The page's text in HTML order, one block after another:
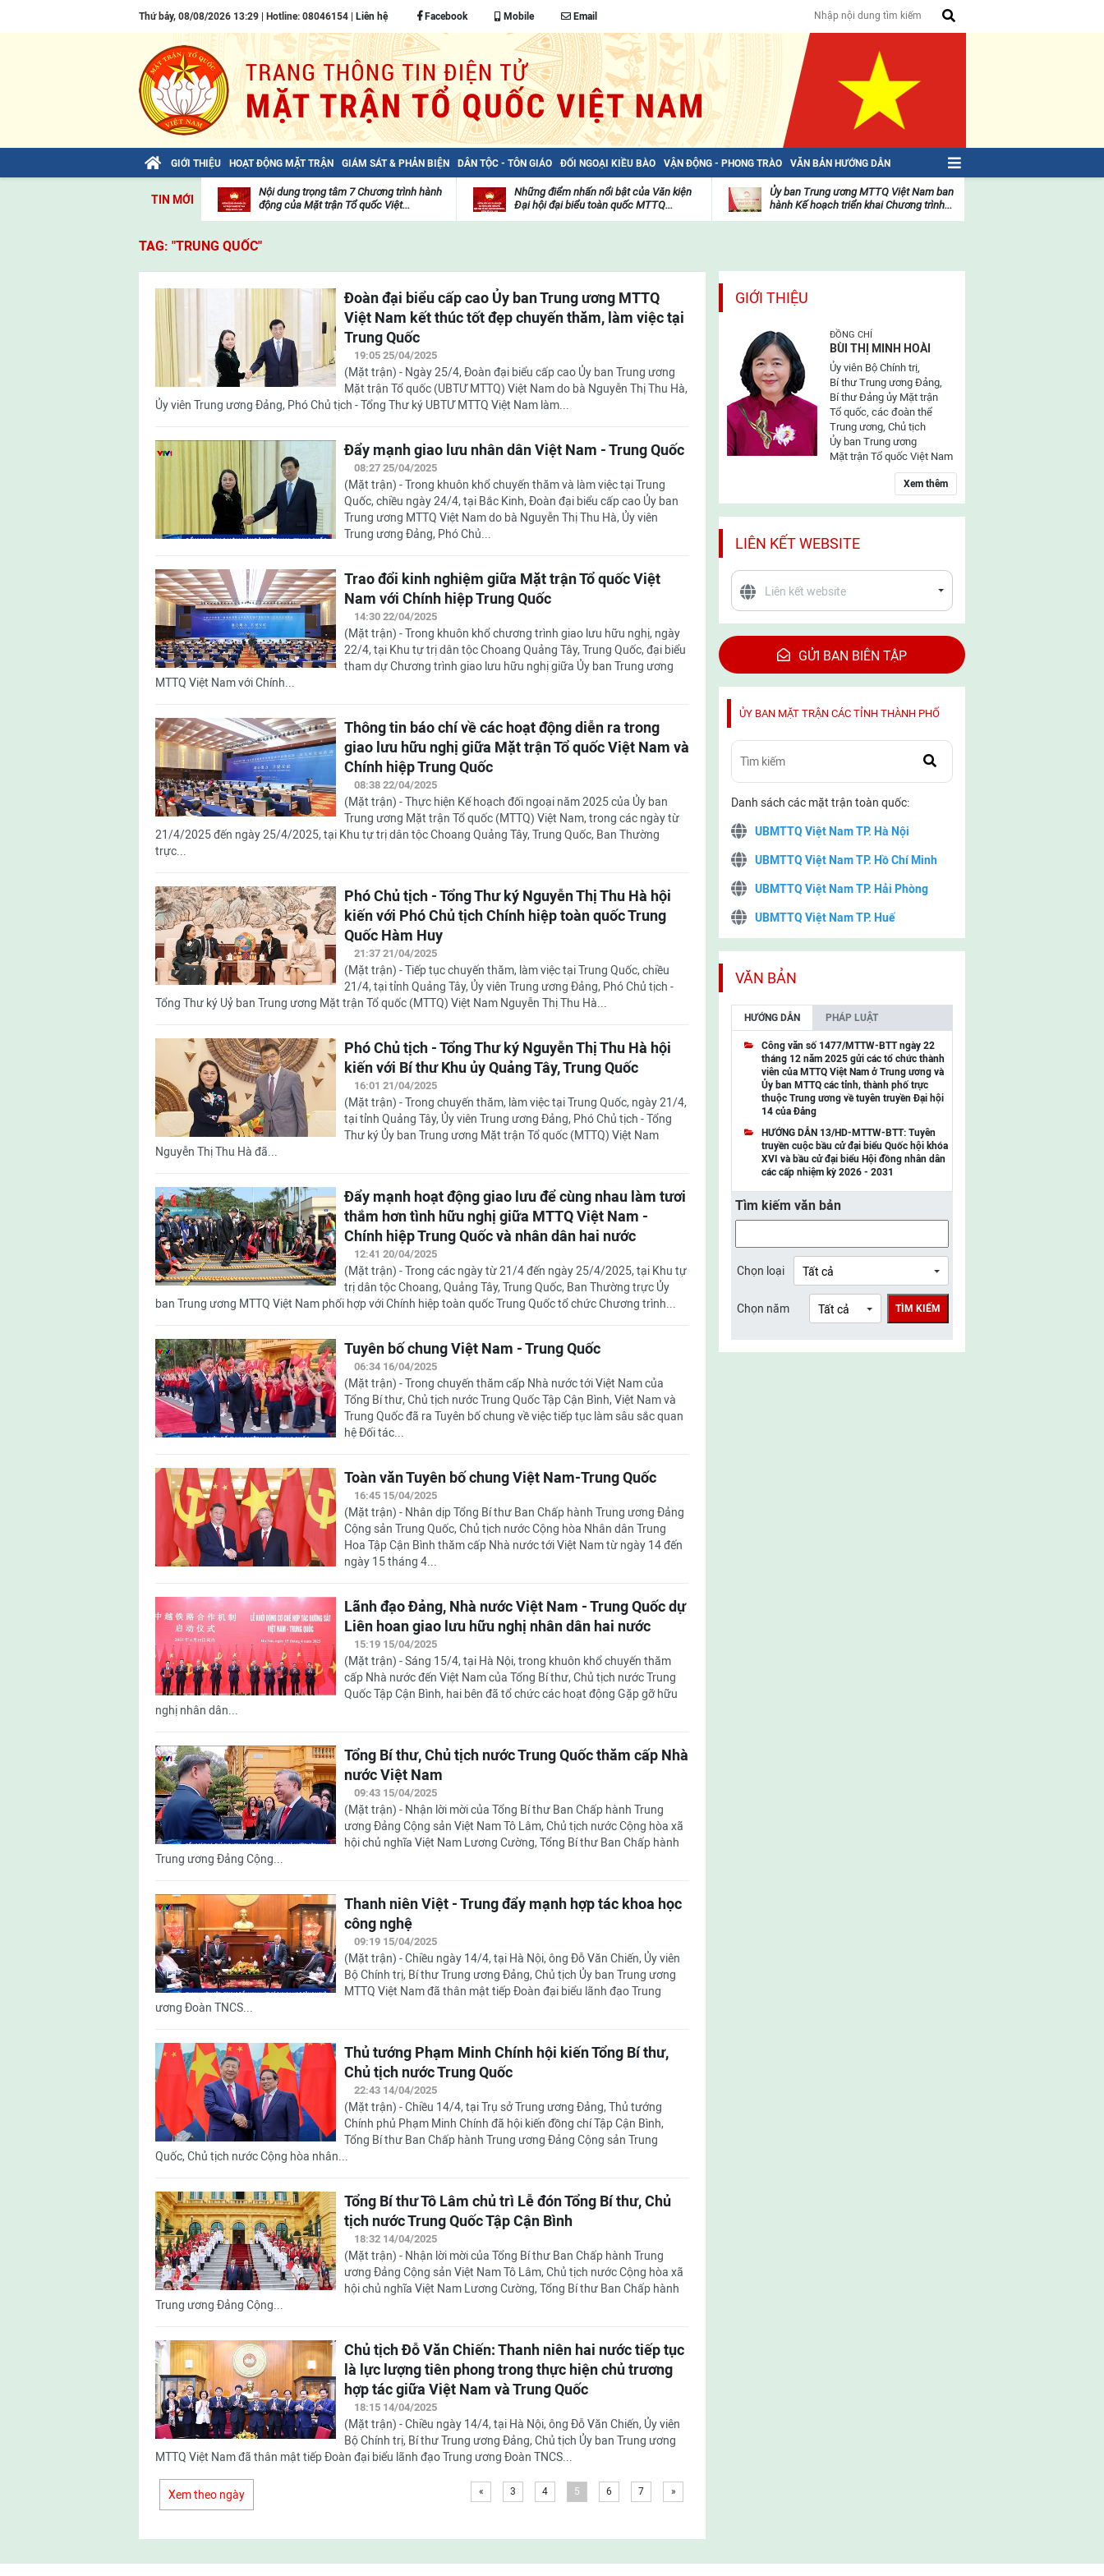
Thứ bảy, 08/08/2026 13:29 | Hotline: 08046154 | Liên hệ Facebook Mobile Email
GIỚI THIỆU HOẠT ĐỘNG MẶT TRẬN GIÁM SÁT & PHẢN BIỆN DÂN TỘC - TÔN GIÁO ĐỐI NGOẠI KIỀU BÀO VẬN ĐỘNG - PHONG TRÀO VĂN BẢN HƯỚNG DẪN
TIN MỚI
Bài viết của Tổng Bí thư Tô Lâm: TIẾN
viện
Nội dung trọng tâm 7 Chương trình hành
động của Mặt trận Tổ quốc Việt...
Những điểm nhấn nổi bật của Văn kiện
Đại hội đại biểu toàn quốc MTTQ...
mặt
trận
Ủy ban Trung ương MTTQ Việt Nam ban
hành Kế hoạch triển khai Chương trình...
TAG: "TRUNG QUỐC"
Đoàn đại biểu cấp cao Ủy ban Trung ương MTTQ
Việt Nam kết thúc tốt đẹp chuyến thăm, làm việc tại
Trung Quốc
19:05 25/04/2025
(Mặt trận) - Ngày 25/4, Đoàn đại biểu cấp cao Ủy ban Trung ương
Mặt trận Tổ quốc (UBTƯ MTTQ) Việt Nam do bà Nguyễn Thị Thu Hà,
Ủy viên Trung ương Đảng, Phó Chủ tịch - Tổng Thư ký UBTƯ MTTQ Việt Nam làm...
Đẩy mạnh giao lưu nhân dân Việt Nam - Trung Quốc
08:27 25/04/2025
(Mặt trận) - Trong khuôn khổ chuyến thăm và làm việc tại Trung
Quốc, chiều ngày 24/4, tại Bắc Kinh, Đoàn đại biểu cấp cao Ủy ban
Trung ương MTTQ Việt Nam do bà Nguyễn Thị Thu Hà, Ủy viên
Trung ương Đảng, Phó Chủ...
Trao đổi kinh nghiệm giữa Mặt trận Tổ quốc Việt
Nam với Chính hiệp Trung Quốc
14:30 22/04/2025
(Mặt trận) - Trong khuôn khổ chương trình giao lưu hữu nghị, ngày
22/4, tại Khu tự trị dân tộc Choang Quảng Tây, Trung Quốc, đại biểu
tham dự Chương trình giao lưu hữu nghị giữa Ủy ban Trung ương
MTTQ Việt Nam với Chính...
Thông tin báo chí về các hoạt động diễn ra trong
giao lưu hữu nghị giữa Mặt trận Tổ quốc Việt Nam và
Chính hiệp Trung Quốc
08:38 22/04/2025
(Mặt trận) - Thực hiện Kế hoạch đối ngoại năm 2025 của Ủy ban
Trung ương Mặt trận Tổ quốc (MTTQ) Việt Nam, trong các ngày từ
21/4/2025 đến ngày 25/4/2025, tại Khu tự trị dân tộc Choang Quảng Tây, Trung Quốc, Ban Thường
trực...
Phó Chủ tịch - Tổng Thư ký Nguyễn Thị Thu Hà hội
kiến với Phó Chủ tịch Chính hiệp toàn quốc Trung
Quốc Hàm Huy
21:37 21/04/2025
(Mặt trận) - Tiếp tục chuyến thăm, làm việc tại Trung Quốc, chiều
21/4, tại tỉnh Quảng Tây, Ủy viên Trung ương Đảng, Phó Chủ tịch -
Tổng Thư ký Uỷ ban Trung ương Mặt trận Tổ quốc (MTTQ) Việt Nam Nguyễn Thị Thu Hà...
Phó Chủ tịch - Tổng Thư ký Nguyễn Thị Thu Hà hội
kiến với Bí thư Khu ủy Quảng Tây, Trung Quốc
16:01 21/04/2025
(Mặt trận) - Trong chuyến thăm, làm việc tại Trung Quốc, ngày 21/4,
tại tỉnh Quảng Tây, Ủy viên Trung ương Đảng, Phó Chủ tịch - Tổng
Thư ký Ủy ban Trung ương Mặt trận Tổ quốc (MTTQ) Việt Nam
Nguyễn Thị Thu Hà đã...
Đẩy mạnh hoạt động giao lưu để cùng nhau làm tươi
thắm hơn tình hữu nghị giữa MTTQ Việt Nam -
Chính hiệp Trung Quốc và nhân dân hai nước
12:41 20/04/2025
(Mặt trận) - Trong các ngày từ 21/4 đến ngày 25/4/2025, tại Khu tự
trị dân tộc Choang, Quảng Tây, Trung Quốc, Ban Thường trực Ủy
ban Trung ương MTTQ Việt Nam phối hợp với Chính hiệp toàn quốc Trung Quốc tổ chức Chương trình...
Tuyên bố chung Việt Nam - Trung Quốc
06:34 16/04/2025
(Mặt trận) - Trong chuyến thăm cấp Nhà nước tới Việt Nam của
Tổng Bí thư, Chủ tịch nước Trung Quốc Tập Cận Bình, Việt Nam và
Trung Quốc đã ra Tuyên bố chung về việc tiếp tục làm sâu sắc quan
hệ Đối tác...
Toàn văn Tuyên bố chung Việt Nam-Trung Quốc
16:45 15/04/2025
(Mặt trận) - Nhân dịp Tổng Bí thư Ban Chấp hành Trung ương Đảng
Cộng sản Trung Quốc, Chủ tịch nước Cộng hòa Nhân dân Trung
Hoa Tập Cận Bình thăm cấp Nhà nước tới Việt Nam từ ngày 14 đến
ngày 15 tháng 4...
Lãnh đạo Đảng, Nhà nước Việt Nam - Trung Quốc dự
Liên hoan giao lưu hữu nghị nhân dân hai nước
15:19 15/04/2025
(Mặt trận) - Sáng 15/4, tại Hà Nội, trong khuôn khổ chuyến thăm
cấp Nhà nước đến Việt Nam của Tổng Bí thư, Chủ tịch nước Trung
Quốc Tập Cận Bình, hai bên đã tổ chức các hoạt động Gặp gỡ hữu
nghị nhân dân...
Tổng Bí thư, Chủ tịch nước Trung Quốc thăm cấp Nhà
nước Việt Nam
09:43 15/04/2025
(Mặt trận) - Nhận lời mời của Tổng Bí thư Ban Chấp hành Trung
ương Đảng Cộng sản Việt Nam Tô Lâm, Chủ tịch nước Cộng hòa xã
hội chủ nghĩa Việt Nam Lương Cường, Tổng Bí thư Ban Chấp hành
Trung ương Đảng Cộng...
Thanh niên Việt - Trung đẩy mạnh hợp tác khoa học
công nghệ
09:19 15/04/2025
(Mặt trận) - Chiều ngày 14/4, tại Hà Nội, ông Đỗ Văn Chiến, Ủy viên
Bộ Chính trị, Bí thư Trung ương Đảng, Chủ tịch Ủy ban Trung ương
MTTQ Việt Nam đã thân mật tiếp Đoàn đại biểu lãnh đạo Trung
ương Đoàn TNCS...
Thủ tướng Phạm Minh Chính hội kiến Tổng Bí thư,
Chủ tịch nước Trung Quốc
22:43 14/04/2025
(Mặt trận) - Chiều 14/4, tại Trụ sở Trung ương Đảng, Thủ tướng
Chính phủ Phạm Minh Chính đã hội kiến đồng chí Tập Cận Bình,
Tổng Bí thư Ban Chấp hành Trung ương Đảng Cộng sản Trung
Quốc, Chủ tịch nước Cộng hòa nhân...
Tổng Bí thư Tô Lâm chủ trì Lễ đón Tổng Bí thư, Chủ
tịch nước Trung Quốc Tập Cận Bình
18:32 14/04/2025
(Mặt trận) - Nhận lời mời của Tổng Bí thư Ban Chấp hành Trung
ương Đảng Cộng sản Việt Nam Tô Lâm, Chủ tịch nước Cộng hòa xã
hội chủ nghĩa Việt Nam Lương Cường, Tổng Bí thư Ban Chấp hành
Trung ương Đảng Cộng...
Chủ tịch Đỗ Văn Chiến: Thanh niên hai nước tiếp tục
là lực lượng tiên phong trong thực hiện chủ trương
hợp tác giữa Việt Nam và Trung Quốc
18:15 14/04/2025
(Mặt trận) - Chiều ngày 14/4, tại Hà Nội, ông Đỗ Văn Chiến, Ủy viên
Bộ Chính trị, Bí thư Trung ương Đảng, Chủ tịch Ủy ban Trung ương
MTTQ Việt Nam đã thân mật tiếp Đoàn đại biểu lãnh đạo Trung ương Đoàn TNCS...
Xem theo ngày « 3 4 5 6 7 »
GIỚI THIỆU
ĐỒNG CHÍ
BÙI THỊ MINH HOÀI
Ủy viên Bộ Chính trị,
Bí thư Trung ương Đảng,
Bí thư Đảng ủy Mặt trận
Tổ quốc, các đoàn thể
Trung ương, Chủ tịch
Ủy ban Trung ương
Mặt trận Tổ quốc Việt Nam
Xem thêm
LIÊN KẾT WEBSITE
GỬI BAN BIÊN TẬP
ỦY BAN MẶT TRẬN CÁC TỈNH THÀNH PHỐ
Danh sách các mặt trận toàn quốc:
UBMTTQ Việt Nam TP. Hà Nội
UBMTTQ Việt Nam TP. Hồ Chí Minh
UBMTTQ Việt Nam TP. Hải Phòng
UBMTTQ Việt Nam TP. Huế
UBMTTQ Việt Nam TP. Cần Thơ
UBMTTQ Việt Nam tỉnh Quảng Ninh
UBMTTQ Việt Nam tỉnh Cao Bằng
UBMTTQ Việt Nam tỉnh Lạng Sơn
UBMTTQ Việt Nam tỉnh Lai Châu
UBMTTQ Việt Nam tỉnh Điện Biên
UBMTTQ Việt Nam tỉnh Sơn La
UBMTTQ Việt Nam tỉnh Thanh Hóa
UBMTTQ Việt Nam tỉnh Nghệ An
UBMTTQ Việt Nam tỉnh Lào Cai
UBMTTQ Việt Nam tỉnh Thái Nguyên
VĂN BẢN
HƯỚNG DẪN PHÁP LUẬT
Công văn số 1477/MTTW-BTT ngày 22
tháng 12 năm 2025 gửi các tổ chức thành
viên của MTTQ Việt Nam ở Trung ương và
Ủy ban MTTQ các tỉnh, thành phố trực
thuộc Trung ương về tuyên truyền Đại hội
14 của Đảng
HƯỚNG DẪN 13/HD-MTTW-BTT: Tuyên
truyền cuộc bầu cử đại biểu Quốc hội khóa
XVI và bầu cử đại biểu Hội đồng nhân dân
các cấp nhiệm kỳ 2026 - 2031
Tìm kiếm văn bản
Chọn loại
Chọn năm TÌM KIẾM